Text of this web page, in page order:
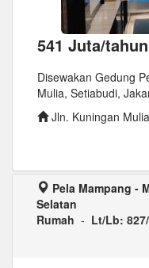
541 Juta/
Disewakan Gedung
Mulia, Setiabudi,
Jln. Kuningan
Pela Mampang -
Selatan
Rumah - Lt/Lb: